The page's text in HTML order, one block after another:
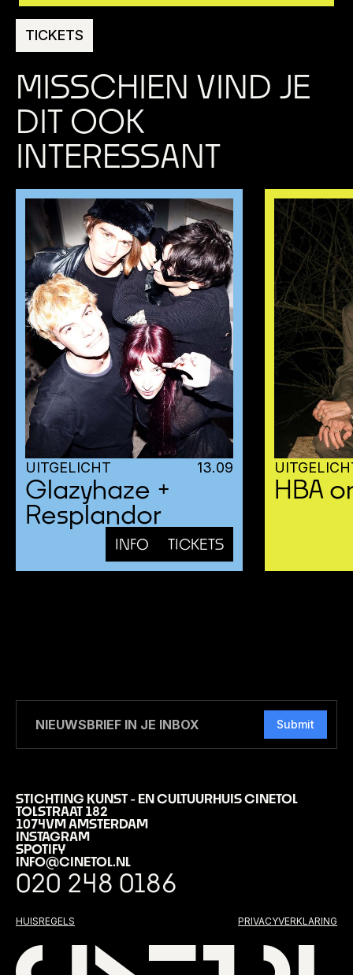
TICKETS
MISSCHIEN VIND JE
DIT OOK
INTERESSANT
UITGELICHT 13.09
Glazyhaze +
Resplandor
INFO TICKETS
HBA
Submit
STICHTING KUNST - EN CULTUURHUIS CINETOL
TOLSTRAAT 182
1074VM AMSTERDAM
INSTAGRAM
SPOTIFY
INFO@CINETOL.NL
020 248 0186
HUISREGELS PRIVACYVERKLARING